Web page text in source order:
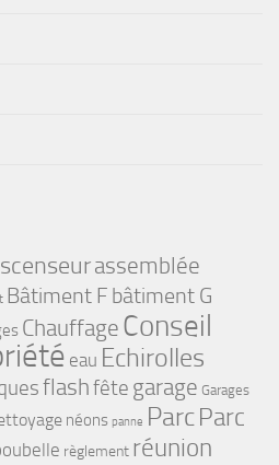
assemblée
Bâtiment F bâtiment G
Chauffage Conseil
eau Echirolles
flashfête garage Garages
néons panne ParcParc
règlement réunion